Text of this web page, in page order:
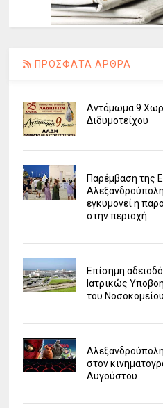
ΠΡΟΣΦΑΤΑ ΑΡΘΡΑ
Αντάμωμα 9
Διδυμοτείχου
Παρέμβαση της
εγκυμονεί η
στην περιοχή
Επίσημη
Ιατρικώς
του
στον
Αυγούστου